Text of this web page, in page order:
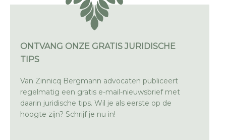
ONTVANG ONZE GRATIS JURIDISCHE
TIPS
Van Zinnicq Bergmann advocaten publiceert
regelmatig een gratis e-mail-nieuwsbrief met
daarin juridische tips. Wil je als eerste op de
hoogte zijn? Schrijf je nu in!